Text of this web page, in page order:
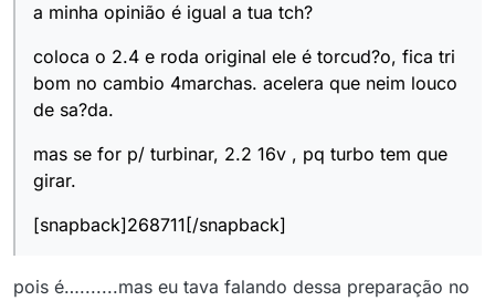
a minha opinião é igual a tua tch?
coloca o 2.4 e roda original ele é torcud?o, fica tri
bom no cambio 4marchas. acelera que neim louco
de sa?da.
mas se for p/ turbinar, 2.2 16v , pq turbo tem que
girar.
[snapback]268711[/snapback]
pois é….......mas eu tava falando dessa preparação no